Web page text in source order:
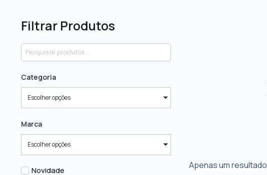
Filtrar Produtos
Categoria
Escolher opções
Marca
Escolher opções
Novidade Apenas um resultado